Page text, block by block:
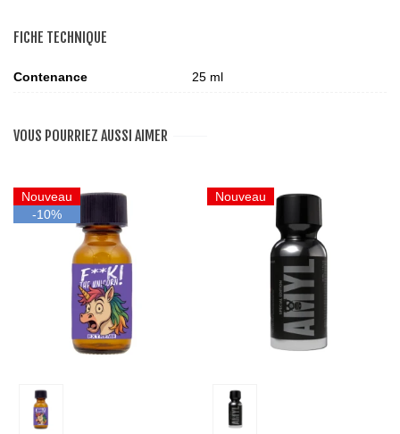
FICHE TECHNIQUE
Contenance 25 ml
VOUS POURRIEZ AUSSI AIMER
Nouveau
-10%
Nouveau